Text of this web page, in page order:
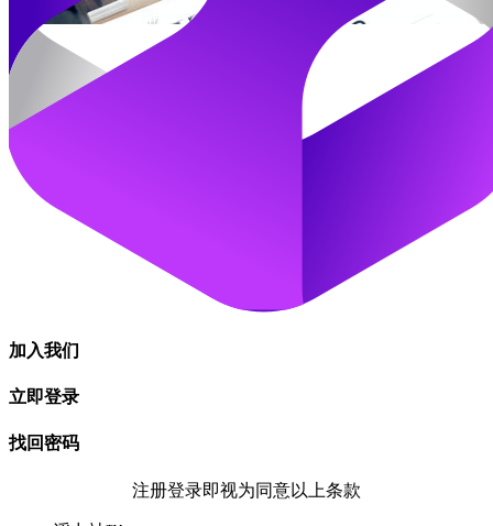
Copyright © ranran福利社.2022
闽ICP备2022014062号-1